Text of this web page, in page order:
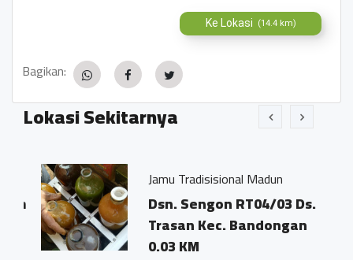
Ke Lokasi (14.4 km)
Bagikan:
Lokasi Sekitarnya
Jamu Tradisisional Madun
Dsn. Sengon RT04/03 Ds.
Trasan Kec. Bandongan
0.03 KM